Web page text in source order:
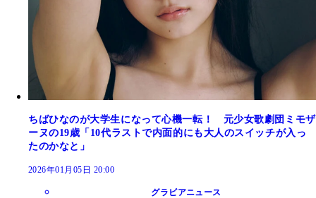
ちばひなのが大学生になって心機一転！ 元少女歌劇団ミモザ
ーヌの19歳「10代ラストで内面的にも大人のスイッチが入っ
たのかなと」
2026年01月05日 20:00
グラビアニュース